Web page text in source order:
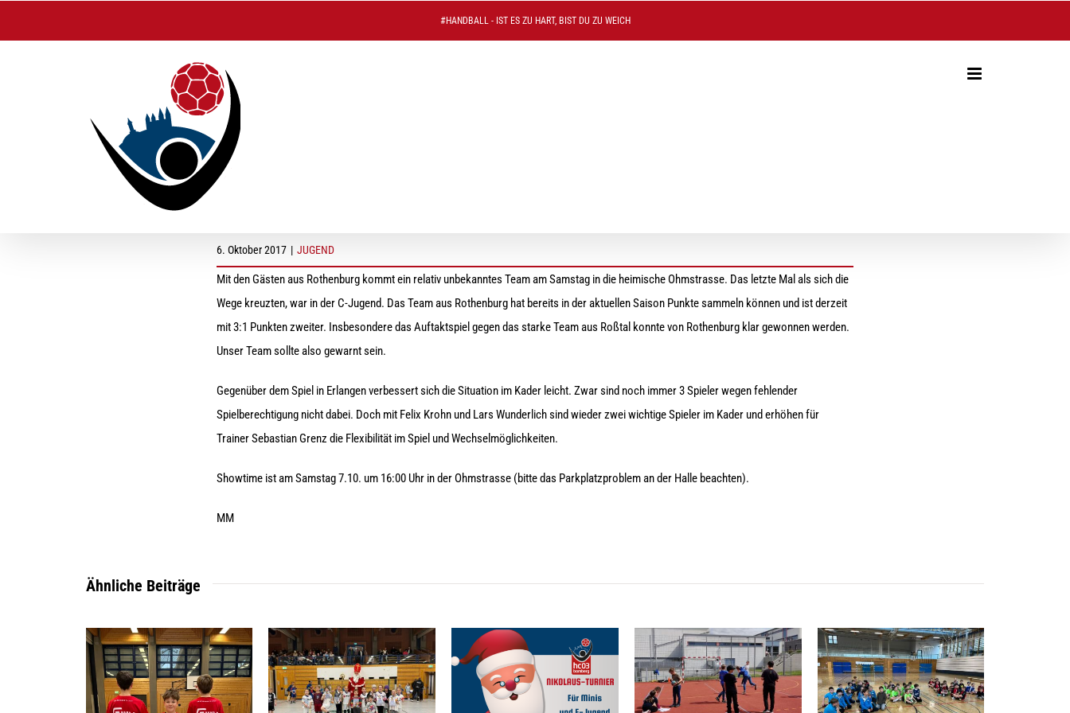
#HANDBALL - IST ES ZU HART, BIST DU ZU WEICH
6. Oktober 2017 | JUGEND
Mit den Gästen aus Rothenburg kommt ein relativ unbekanntes Team am Samstag in die heimische Ohmstrasse. Das letzte Mal als sich die
Wege kreuzten, war in der C-Jugend. Das Team aus Rothenburg hat bereits in der aktuellen Saison Punkte sammeln können und ist derzeit
mit 3:1 Punkten zweiter. Insbesondere das Auftaktspiel gegen das starke Team aus Roßtal konnte von Rothenburg klar gewonnen werden.
Unser Team sollte also gewarnt sein.
Gegenüber dem Spiel in Erlangen verbessert sich die Situation im Kader leicht. Zwar sind noch immer 3 Spieler wegen fehlender
Spielberechtigung nicht dabei. Doch mit Felix Krohn und Lars Wunderlich sind wieder zwei wichtige Spieler im Kader und erhöhen für
Trainer Sebastian Grenz die Flexibilität im Spiel und Wechselmöglichkeiten.
Showtime ist am Samstag 7.10. um 16:00 Uhr in der Ohmstrasse (bitte das Parkplatzproblem an der Halle beachten).
MM
Ähnliche Beiträge